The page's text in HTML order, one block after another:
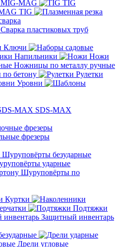
MIG-MAG
TIG
TIG
Cварка пластиковых труб
Ключи
Напильники
Ножи
Ножницы по металлу ручные
по бетону
Рулетки
Уровни
SDS-MAX
фрезеры
фрезеры
Шуруповёрты безударные
ударные
Шуруповёрты по
Куртки
Подтяжки
Защитный инвентарь
Дрели угловые